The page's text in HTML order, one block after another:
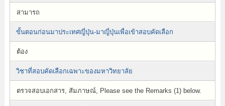
สามารถ
ขั้นตอนก่อนมาประเทศญี่ปุ่น-มาญี่ปุ่นเพื่อเข้าสอบคัดเลือก
ต้อง
วิชาที่สอบคัดเลือกเฉพาะของมหาวิทยาลัย
ตรวจสอบเอกสาร, สัมภาษณ์, Please see the Remarks (1) below.